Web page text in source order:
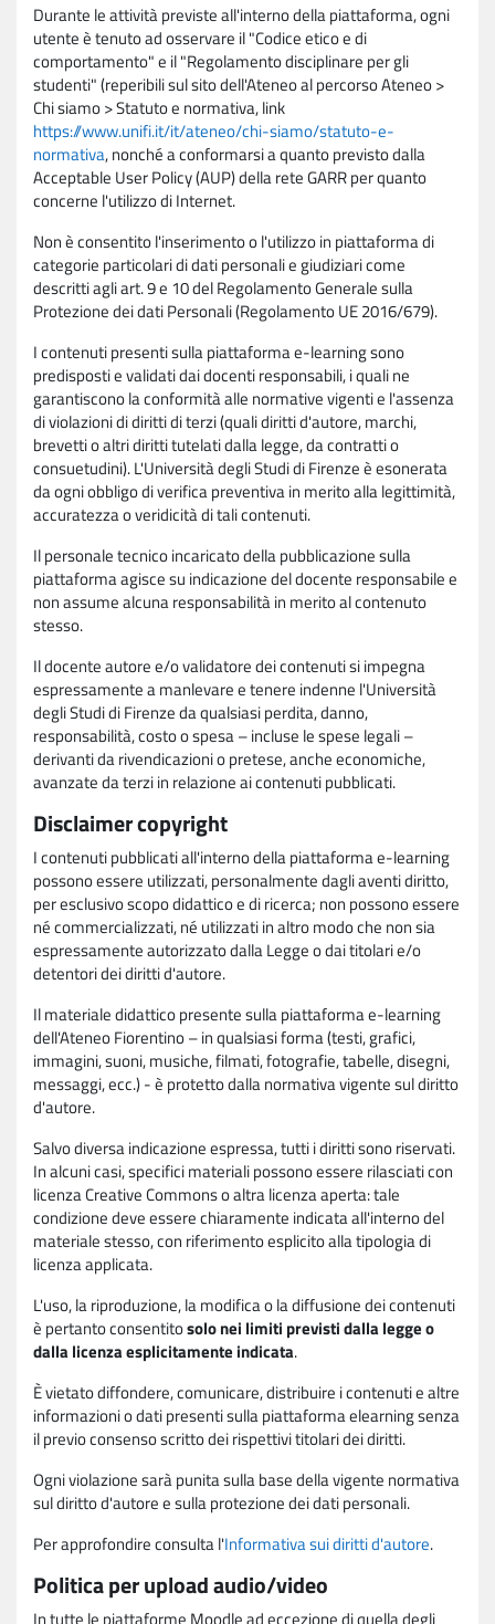
Durante le attività previste all'interno della piattaforma, ogni
utente è tenuto ad osservare il "Codice etico e di
comportamento" e il "Regolamento disciplinare per gli
studenti" (reperibili sul sito dell'Ateneo al percorso Ateneo >
Chi siamo > Statuto e normativa, link
https://www.unifi.it/it/ateneo/chi-siamo/statuto-e-
normativa, nonché a conformarsi a quanto previsto dalla
Acceptable User Policy (AUP) della rete GARR per quanto
concerne l'utilizzo di Internet.
Non è consentito l'inserimento o l'utilizzo in piattaforma di
categorie particolari di dati personali e giudiziari come
descritti agli art. 9 e 10 del Regolamento Generale sulla
Protezione dei dati Personali (Regolamento UE 2016/679).
I contenuti presenti sulla piattaforma e-learning sono
predisposti e validati dai docenti responsabili, i quali ne
garantiscono la conformità alle normative vigenti e l'assenza
di violazioni di diritti di terzi (quali diritti d'autore, marchi,
brevetti o altri diritti tutelati dalla legge, da contratti o
consuetudini). L'Università degli Studi di Firenze è esonerata
da ogni obbligo di verifica preventiva in merito alla legittimità,
accuratezza o veridicità di tali contenuti.
Il personale tecnico incaricato della pubblicazione sulla
piattaforma agisce su indicazione del docente responsabile e
non assume alcuna responsabilità in merito al contenuto
stesso.
Il docente autore e/o validatore dei contenuti si impegna
espressamente a manlevare e tenere indenne l'Università
degli Studi di Firenze da qualsiasi perdita, danno,
responsabilità, costo o spesa – incluse le spese legali –
derivanti da rivendicazioni o pretese, anche economiche,
avanzate da terzi in relazione ai contenuti pubblicati.
Disclaimer copyright
I contenuti pubblicati all'interno della piattaforma e-learning
possono essere utilizzati, personalmente dagli aventi diritto,
per esclusivo scopo didattico e di ricerca; non possono essere
né commercializzati, né utilizzati in altro modo che non sia
espressamente autorizzato dalla Legge o dai titolari e/o
detentori dei diritti d'autore.
Il materiale didattico presente sulla piattaforma e-learning
dell'Ateneo Fiorentino – in qualsiasi forma (testi, grafici,
immagini, suoni, musiche, filmati, fotografie, tabelle, disegni,
messaggi, ecc.) - è protetto dalla normativa vigente sul diritto
d'autore.
Salvo diversa indicazione espressa, tutti i diritti sono riservati.
In alcuni casi, specifici materiali possono essere rilasciati con
licenza Creative Commons o altra licenza aperta: tale
condizione deve essere chiaramente indicata all'interno del
materiale stesso, con riferimento esplicito alla tipologia di
licenza applicata.
L'uso, la riproduzione, la modifica o la diffusione dei contenuti
è pertanto consentitosolo nei limiti previsti dalla legge o
dalla licenza esplicitamente indicata.
È vietato diffondere, comunicare, distribuire i contenuti e altre
informazioni o dati presenti sulla piattaforma elearning senza
il previo consenso scritto dei rispettivi titolari dei diritti.
Ogni violazione sarà punita sulla base della vigente normativa
sul diritto d'autore e sulla protezione dei dati personali.
Per approfondire consulta l'Informativa sui diritti d'autore.
Politica per upload audio/video
In tutte le piattaforme Moodle ad eccezione di quella degli